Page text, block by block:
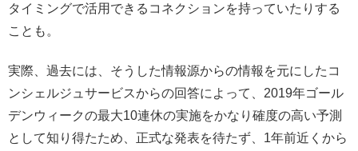
タイミングで活用できるコネクションを持っていたりする
ことも。
実際、過去には、そうした情報源からの情報を元にしたコ
ンシェルジュサービスからの回答によって、2019年ゴール
デンウィークの最大10連休の実施をかなり確度の高い予測
として知り得たため、正式な発表を待たず、1年前近くから